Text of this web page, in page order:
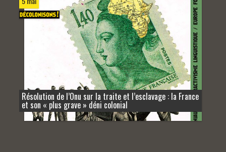
Résolution de l’Onu sur la traite et l’esclavage : la France
et son « plus grave » déni colonial